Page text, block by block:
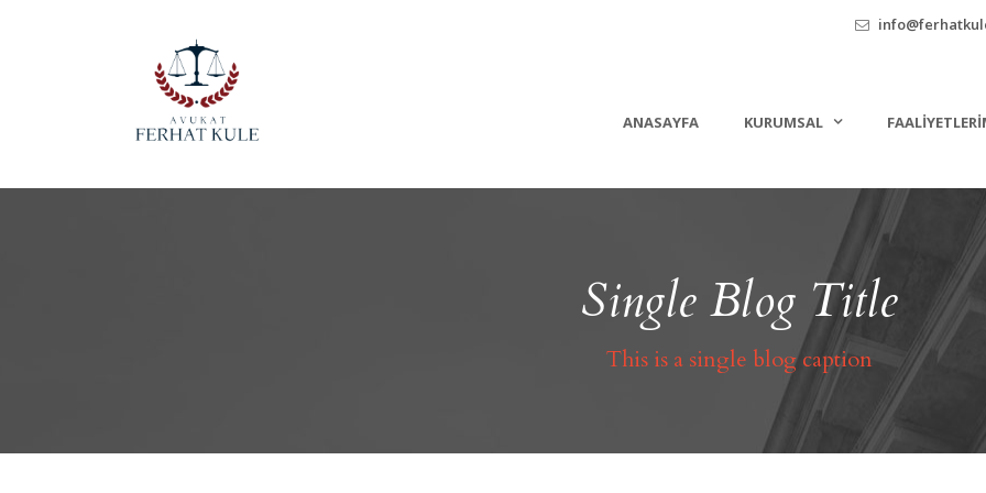
ANASAYFA KURUMSAL
Single Blog Title
This is a single blog caption